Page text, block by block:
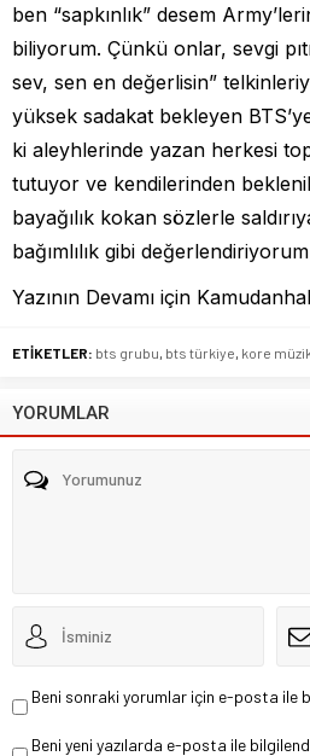
ben “sapkınlık” desem
biliyorum. Çünkü onlar, sevgi
sev, sen en değerlisin”
yüksek sadakat bekleyen
ki aleyhlerinde yazan herkesi
tutuyor ve kendilerinden
bayağılık kokan sözlerle
bağımlılık gibi
Yazının Devamı için
ETİKETLER: bts grubu bts türkiye kore
YORUMLAR
Beni sonraki yorumlar için e-posta ile
Beni yeni yazılarda e-posta ile